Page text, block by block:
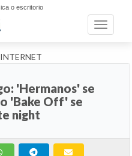
o escritorio
Toggle
'Hermanos' se
'Bake Off' se
night